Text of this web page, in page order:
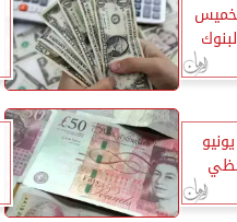
سعر الدولار اليوم الأربعاء 10 يونيو